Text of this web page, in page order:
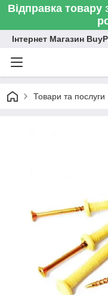
Відправка товару
Інтернет Магазин
Товари та послуги